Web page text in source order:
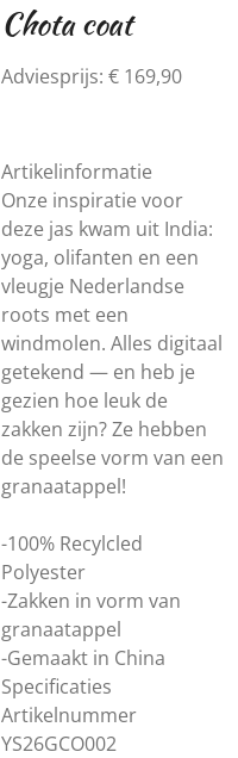
Chota coat
Adviesprijs: € 169,90
Artikelinformatie
Onze inspiratie voor
deze jas kwam uit India:
yoga, olifanten en een
vleugje Nederlandse
roots met een
windmolen. Alles digitaal
getekend — en heb je
gezien hoe leuk de
zakken zijn? Ze hebben
de speelse vorm van een
granaatappel!
-100% Recylcled
Polyester
-Zakken in vorm van
granaatappel
-Gemaakt in China
Specificaties
Artikelnummer
YS26GCO002